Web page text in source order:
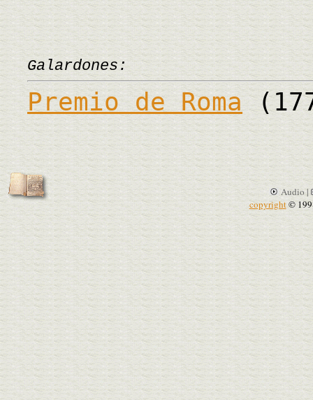
Galardones:
Premio de Roma
Audio |
copyright©